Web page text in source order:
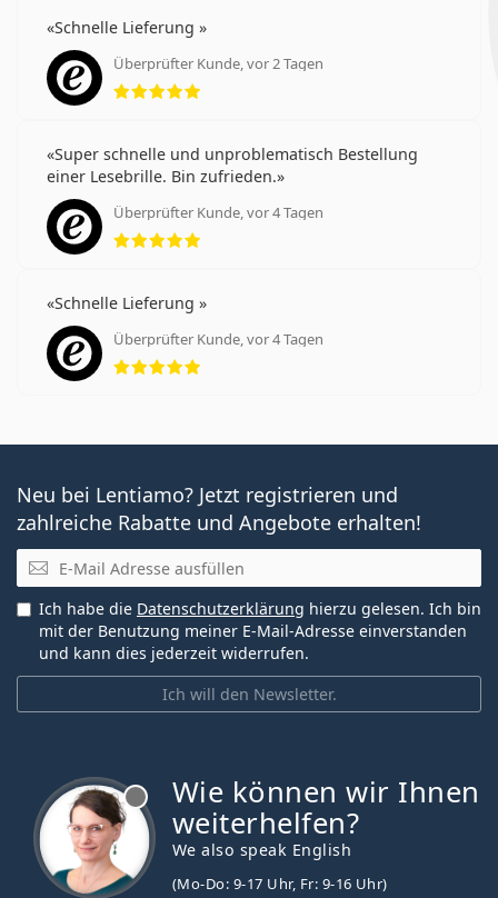
Schnelle Lieferung
Überprüfter Kunde, vor 2 Tagen
Bewertung 5 aus 5
Super schnelle und unproblematisch Bestellung
einer Lesebrille. Bin zufrieden.
Überprüfter Kunde, vor 4 Tagen
Bewertung 5 aus 5
Schnelle Lieferung
Überprüfter Kunde, vor 4 Tagen
Bewertung 5 aus 5
Neu bei Lentiamo? Jetzt registrieren und
zahlreiche Rabatte und Angebote erhalten!
E-Mail
Ich will den Newsletter.
Ich habe die Datenschutzerklärung hierzu gelesen. Ich bin
mit der Benutzung meiner E-Mail-Adresse einverstanden
und kann dies jederzeit widerrufen.
Wie können wir Ihnen
weiterhelfen?
We also speak English
(Mo-Do: 9-17 Uhr, Fr: 9-16 Uhr)